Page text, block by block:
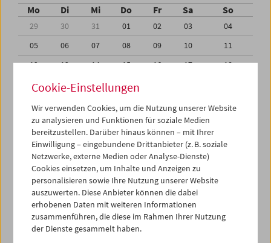
Mo Di Mi Do Fr Sa So
29 30 31 01 02 03
04
05
06 07 08 09 10
11
12
13 14 15 16 17
18
19
20 21 22
26
28 30
02
03
04 05 06 07 08
iCalender
Programmheft-PDF
English language or subtitles
< Vorherige Woche
Cookie-Einstellungen
Wir verwenden Cookies, um die Nutzung unserer Website
zu analysieren und Funktionen für soziale Medien
bereitzustellen. Darüber hinaus können – mit Ihrer
Einwilligung – eingebundene Drittanbieter (z. B. soziale
Netzwerke, externe Medien oder Analyse-Dienste)
Cookies einsetzen, um Inhalte und Anzeigen zu
personalisieren sowie Ihre Nutzung unserer Website
auszuwerten. Diese Anbieter können die dabei
erhobenen Daten mit weiteren Informationen
zusammenführen, die diese im Rahmen Ihrer Nutzung
der Dienste gesammelt haben.